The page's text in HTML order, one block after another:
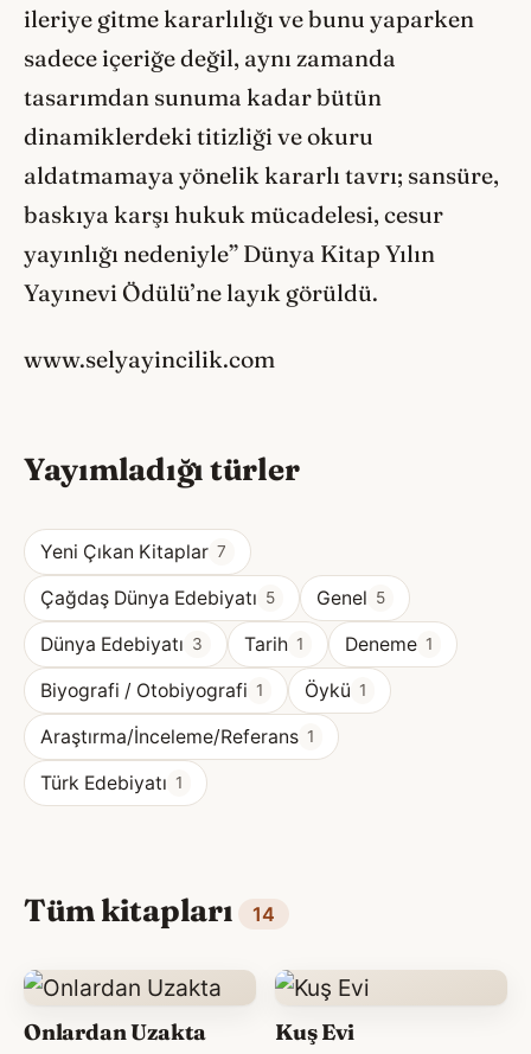
ileriye gitme kararlılığı ve bunu yaparken
sadece içeriğe değil, aynı zamanda
tasarımdan sunuma kadar bütün
dinamiklerdeki titizliği ve okuru
aldatmamaya yönelik kararlı tavrı; sansüre,
baskıya karşı hukuk mücadelesi, cesur
yayınlığı nedeniyle” Dünya Kitap Yılın
Yayınevi Ödülü’ne layık görüldü.
www.selyayincilik.com
Yayımladığı türler
Yeni Çıkan Kitaplar 7
Çağdaş Dünya Edebiyatı 5 Genel 5
Dünya Edebiyatı 3 Tarih 1 Deneme 1
Biyografi / Otobiyografi 1 Öykü 1
Araştırma/İnceleme/Referans 1
Türk Edebiyatı 1
Tüm kitapları 14
Onlardan Uzakta Kuş Evi